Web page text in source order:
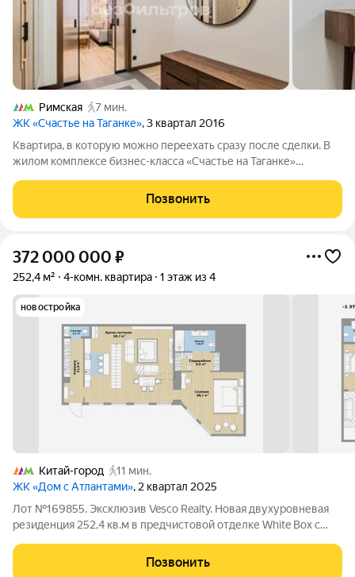
Римская
7 мин.
ЖК «Счастье на Таганке», 3 квартал 2016
Квартира, в которую можно переехать сразу после сделки. В
жилом комплексе бизнес-класса «Счастье на Таганке»
После завершения ремонта никто не проживал. Пространство
продумано для комфортной жизни
Позвонить
372 000 000 ₽
252,4 м² 4-комн. квартира 1 этаж из 4
новостройка
Китай-город
11 мин.
ЖК «Дом с Атлантами», 2 квартал 2025
Лот №169855. Эксклюзив Vesco Realty. Новая двухуровневая
резиденция 252,4 кв.м в предчистовой отделке White Box с
Китай-города. Уникальный формат городской резиденции, для
тех кто ценит
Позвонить